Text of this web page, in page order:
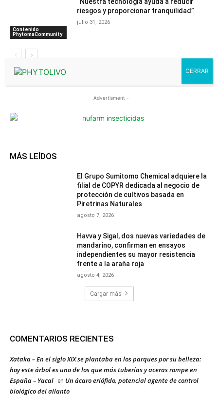
Contenido
PhytomaCommunity
riesgos y proporcionar tranquilidad”
julio 31, 2026
- Advertisment -
MÁS LEÍDOS
El Grupo Sumitomo Chemical adquiere la
filial de COPYR dedicada al negocio de
protección de cultivos basada en
Piretrinas Naturales
agosto 7, 2026
Havva y Sigal, dos nuevas variedades de
mandarino, confirman en ensayos
independientes su mayor resistencia
frente a la araña roja
agosto 4, 2026
Cargar más
COMENTARIOS RECIENTES
Xataka – En el siglo XIX se plantaba en los parques por su belleza:
hoy este árbol es uno de los que más tuberías y aceras rompe en
España – Yacal
en Un ácaro eriófido, potencial agente de control
biológico del ailanto